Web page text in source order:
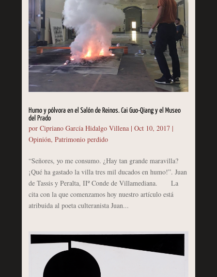
Humo y pólvora en el Salón de Reinos. Cai Guo-Qiang y el Museo
del Prado
por Cipriano García Hidalgo Villena| Oct 10, 2017|
Opinión, Patrimonio perdido
“Señores, yo me consumo. ¿Hay tan grande maravilla?
¡Qué ha gastado la villa tres mil ducados en humo!”. Juan
de Tassis y Peralta, IIº Conde de Villamediana. La
cita con la que comenzamos hoy nuestro artículo está
atribuida al poeta culteranista Juan...